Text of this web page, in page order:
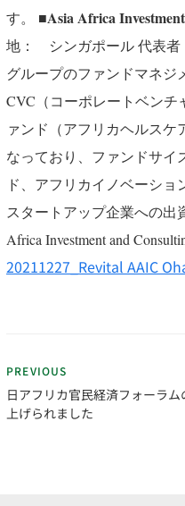
す。
■Asia Africa
地： シンガポール代表
グループのファンドマネジ
CVC（コーポレートベンチ
ァンド（アフリカヘルス
なっており、ファンドサイ
ド、アフリカイノベーシ
スタートアップ企業への出
Africa Investment and
20211227_Revital AAIC
PREVIOUS
日アフリカ官民経済フォーラ
上げられました